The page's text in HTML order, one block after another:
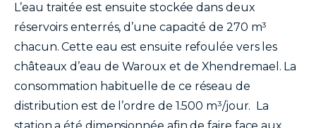
L’eau traitée est ensuite stockée dans deux
réservoirs enterrés, d’une capacité de 270 m³
chacun. Cette eau est ensuite refoulée vers les
châteaux d’eau de Waroux et de Xhendremael. La
consommation habituelle de ce réseau de
distribution est de l’ordre de 1.500 m³/jour. La